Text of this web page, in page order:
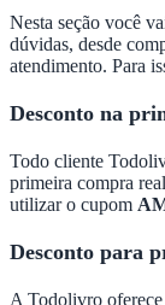
Nesta seção você
dúvidas, desde
atendimento. Para
Desconto na
Todo cliente
primeira compra
utilizar o cupom
Desconto para
A Todolivro oferece